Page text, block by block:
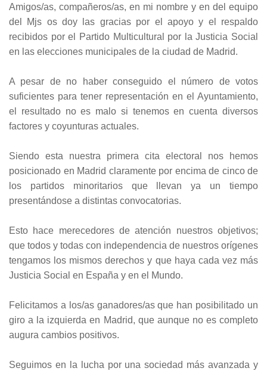
Amigos/as, compañeros/as, en mi nombre y en del equipo
del Mjs os doy las gracias por el apoyo y el respaldo
recibidos por el Partido Multicultural por la Justicia Social
en las elecciones municipales de la ciudad de Madrid.
A pesar de no haber conseguido el número de votos
suficientes para tener representación en el Ayuntamiento,
el resultado no es malo si tenemos en cuenta diversos
factores y coyunturas actuales.
Siendo esta nuestra primera cita electoral nos hemos
posicionado en Madrid claramente por encima de cinco de
los partidos minoritarios que llevan ya un tiempo
presentándose a distintas convocatorias.
Esto hace merecedores de atención nuestros objetivos;
que todos y todas con independencia de nuestros orígenes
tengamos los mismos derechos y que haya cada vez más
Justicia Social en España y en el Mundo.
Felicitamos a los/as ganadores/as que han posibilitado un
giro a la izquierda en Madrid, que aunque no es completo
augura cambios positivos.
Seguimos en la lucha por una sociedad más avanzada y